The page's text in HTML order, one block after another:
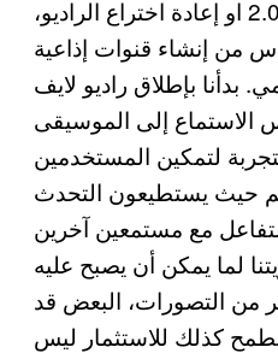
أنغامي يصاحبه راديو 2.0 او إعادة اختراع الراديو،
من إنشاء قنوات إذاعية
بدأنا بإطلاق راديو لايف
الاستماع إلى الموسيقى
لتمكين المستخدمين
حيث يستطيعون التحدث
مع مستمعين آخرين
لما يمكن أن يصبح عليه
من التصورات، البعض قد
كذلك للاستثمار ليس